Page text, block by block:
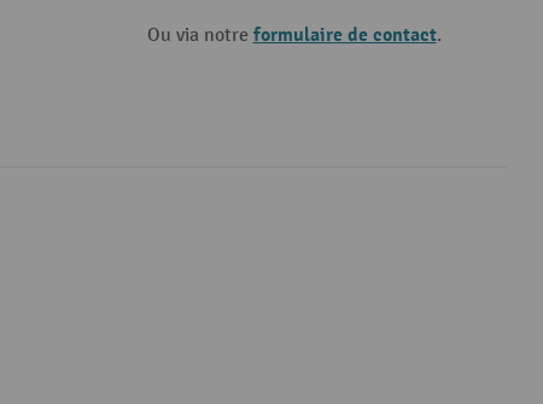
Ou via notre formulaire de contact.